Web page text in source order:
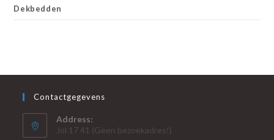
Dekbedden
Contactgegevens
Address:
Jol 17 41 (Geen bezoekadres!)